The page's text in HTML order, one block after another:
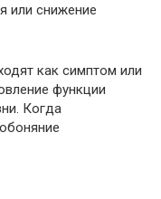
или снижение
как симптом или
функции
Когда